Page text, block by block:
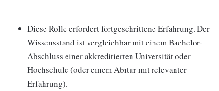
Diese Rolle erfordert fortgeschrittene Erfahrung. Der
Wissensstand ist vergleichbar mit einem Bachelor-
Abschluss einer akkreditierten Universität oder
Hochschule (oder einem Abitur mit relevanter
Erfahrung).